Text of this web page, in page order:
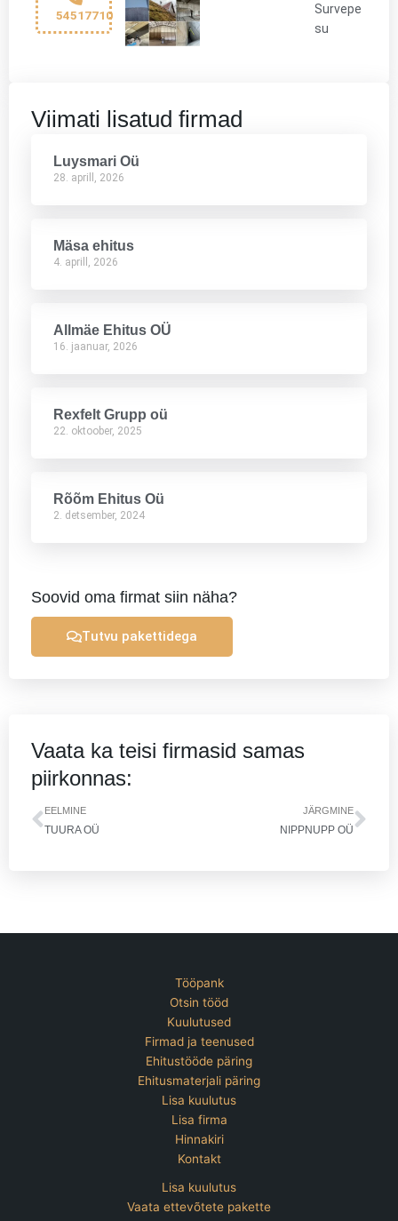
54517710
Survepe
su
Viimati lisatud firmad
Luysmari Oü
28. aprill, 2026
Mäsa ehitus
4. aprill, 2026
Allmäe Ehitus OÜ
16. jaanuar, 2026
Rexfelt Grupp oü
22. oktoober, 2025
Rõõm Ehitus Oü
2. detsember, 2024
Soovid oma firmat siin näha?
Tutvu pakettidega
Vaata ka teisi firmasid samas
piirkonnas:
Prev
EELMINE
TUURA OÜ
JÄRGMINE
NIPPNUPP OÜ
Tööpank
Otsin tööd
Kuulutused
Firmad ja teenused
Ehitustööde päring
Ehitusmaterjali päring
Lisa kuulutus
Lisa firma
Hinnakiri
Kontakt
Lisa kuulutus
Vaata ettevõtete pakette